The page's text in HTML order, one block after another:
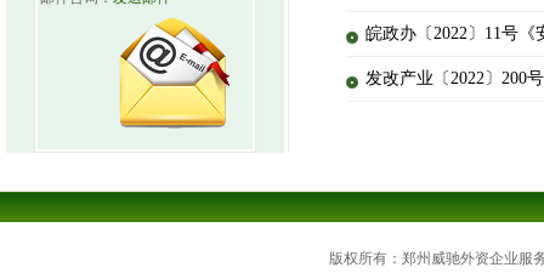
皖政办〔2022〕11号
发改产业〔2022〕200
版权所有：郑州威驰外资企业服